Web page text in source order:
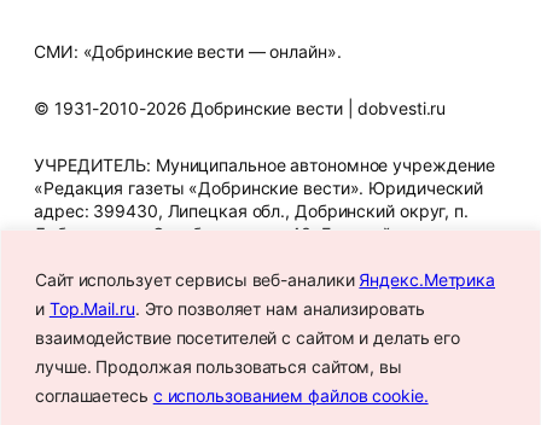
Сайт использует сервисы веб-аналики Яндекс.Метрика
и Top.Mail.ru. Это позволяет нам анализировать
взаимодействие посетителей с сайтом и делать его
лучше. Продолжая пользоваться сайтом, вы
соглашаетесь с использованием файлов cookie.
СМИ: «Добринские вести — онлайн».
© 1931-2010-2026 Добринские вести | dobvesti.ru
УЧРЕДИТЕЛЬ: Муниципальное автономное учреждение
«Редакция газеты «Добринские вести». Юридический
адрес: 399430, Липецкая обл., Добринский округ, п.
Добринка, ул. Октябрьская, д. 43. Главный редактор
редакции: gazeta_dbr@mail.ru. Знак информационной
продукции: 16+. СМИ зарегистрировано Федеральной
службой по надзору в сфере связи, информационных
технологий и массовых коммуникаций.
Регистрационный номер: Эл № ФС77-88687 от 2
декабря 2024 года.